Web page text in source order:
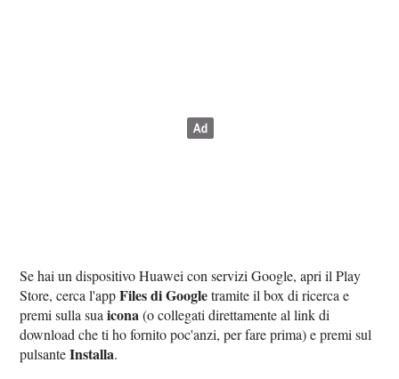
Se hai un dispositivo Huawei con servizi Google, apri il Play
Store, cerca l'appFiles di Googletramite il box di ricerca e
premi sulla suaicona(o collegati direttamente al link di
download che ti ho fornito poc'anzi, per fare prima) e premi sul
pulsanteInstalla.